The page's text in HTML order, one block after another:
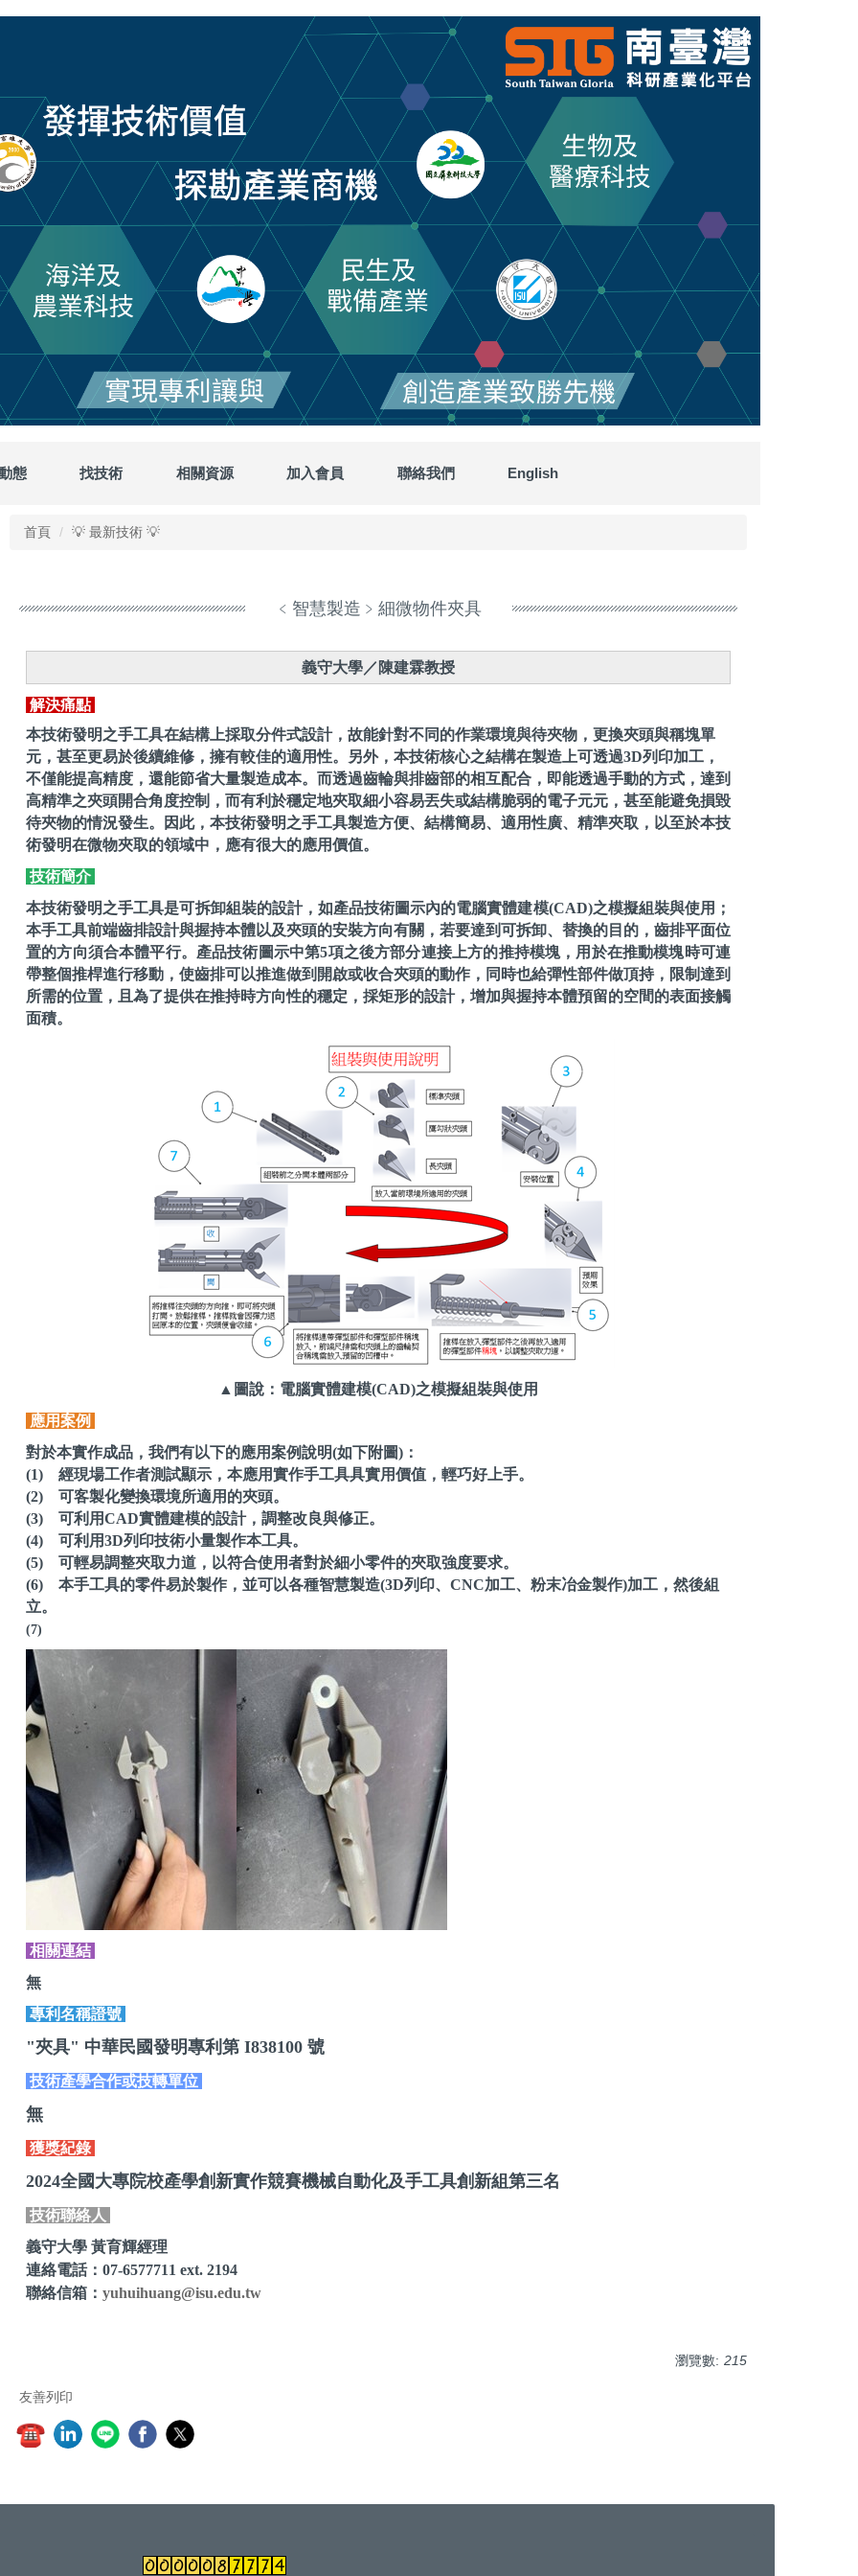
態 找技術 相關資源 加入會員 聯絡我們 English
首頁 💡 最新技術 💡
﹤智慧製造﹥細微物件夾具
義守大學／陳建霖教授
解決痛點
本技術發明之手工具在結構上採取分件式設計，故能針對不同的作業環境與待夾物，更換夾頭與稱塊單
元，甚至更易於後續維修，擁有較佳的適用性。另外，本技術核心之結構在製造上可透過3D列印加工，
不僅能提高精度，還能節省大量製造成本。而透過齒輪與排齒部的相互配合，即能透過手動的方式，達到
高精準之夾頭開合角度控制，而有利於穩定地夾取細小容易丟失或結構脆弱的電子元元，甚至能避免損毀
待夾物的情況發生。因此，本技術發明之手工具製造方便、結構簡易、適用性廣、精準夾取，以至於本技
術發明在微物夾取的領域中，應有很大的應用價值。
技術簡介
本技術發明之手工具是可拆卸組裝的設計，如產品技術圖示內的電腦實體建模(CAD)之模擬組裝與使用；
本手工具前端齒排設計與握持本體以及夾頭的安裝方向有關，若要達到可拆卸、替換的目的，齒排平面位
置的方向須合本體平行。產品技術圖示中第5項之後方部分連接上方的推持模塊，用於在推動模塊時可連
帶整個推桿進行移動，使齒排可以推進做到開啟或收合夾頭的動作，同時也給彈性部件做頂持，限制達到
所需的位置，且為了提供在推持時方向性的穩定，採矩形的設計，增加與握持本體預留的空間的表面接觸
面積。
▲圖說： 電腦實體建模(CAD)之模擬組裝與使用
應用案例
對於本實作成品，我們有以下的應用案例說明(如下附圖)：
(1) 經現場工作者測試顯示，本應用實作手工具具實用價值，輕巧好上手。
(2) 可客製化變換環境所適用的夾頭。
(3) 可利用CAD實體建模的設計，調整改良與修正。
(4) 可利用3D列印技術小量製作本工具。
(5) 可輕易調整夾取力道，以符合使用者對於細小零件的夾取強度要求。
(6) 本手工具的零件易於製作，並可以各種智慧製造(3D列印、CNC加工、粉末冶金製作)加工，然後組
立。
(7)
相關連結
無
專利名稱證號
"夾具" 中華民國發明專利第 I838100 號
技術產學合作或技轉單位
無
獲獎紀錄
2024全國大專院校產學創新實作競賽機械自動化及手工具創新組第三名
技術聯絡人
義守大學 黃育輝經理
連絡電話：07-6577711 ext. 2194
聯絡信箱： yuhuihuang@isu.edu.tw
瀏覽數: 215
友善列印